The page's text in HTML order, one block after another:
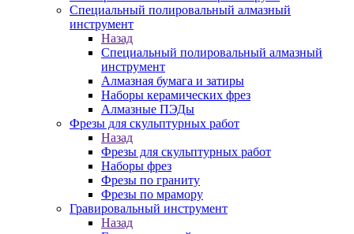
Специальный полировальный алмазный
инструмент
Назад
Специальный полировальный алмазный
инструмент
Алмазная бумага и затиры
Наборы керамических фрез
Алмазные ПЭДы
Фрезы для скульптурных работ
Назад
Фрезы для скульптурных работ
Наборы фрез
Фрезы по граниту
Фрезы по мрамору
Гравировальный инструмент
Назад